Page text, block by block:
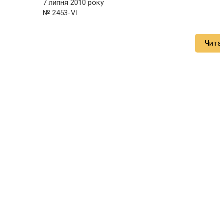
7 липня 2010 року
№ 2453-VI